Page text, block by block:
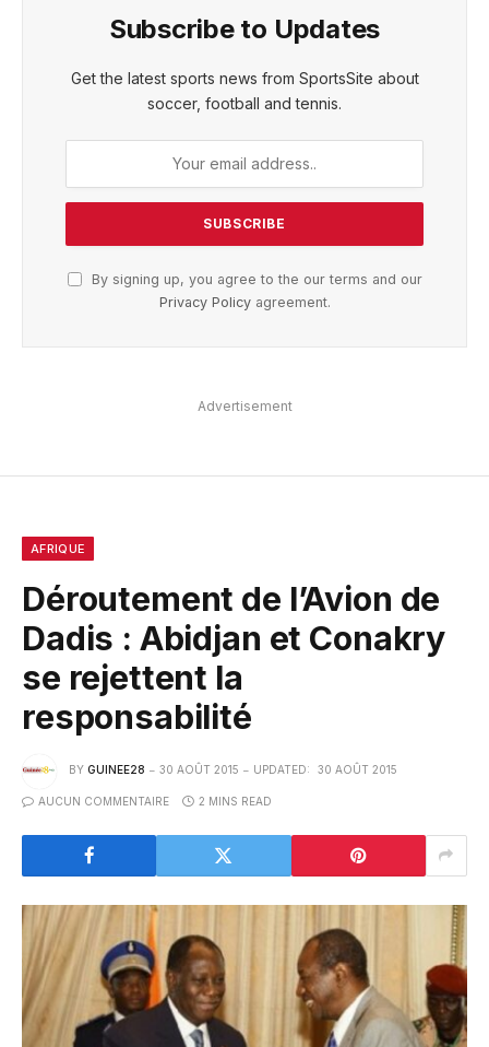
Subscribe to Updates
Get the latest sports news from SportsSite about
soccer, football and tennis.
By signing up, you agree to the our terms and our
Privacy Policyagreement.
Advertisement
AFRIQUE
Déroutement de l’Avion de
Dadis : Abidjan et Conakry
se rejettent la
responsabilité
BY GUINEE28 30 AOÛT 2015 UPDATED: 30 AOÛT 2015
AUCUN COMMENTAIRE 2 MINS READ